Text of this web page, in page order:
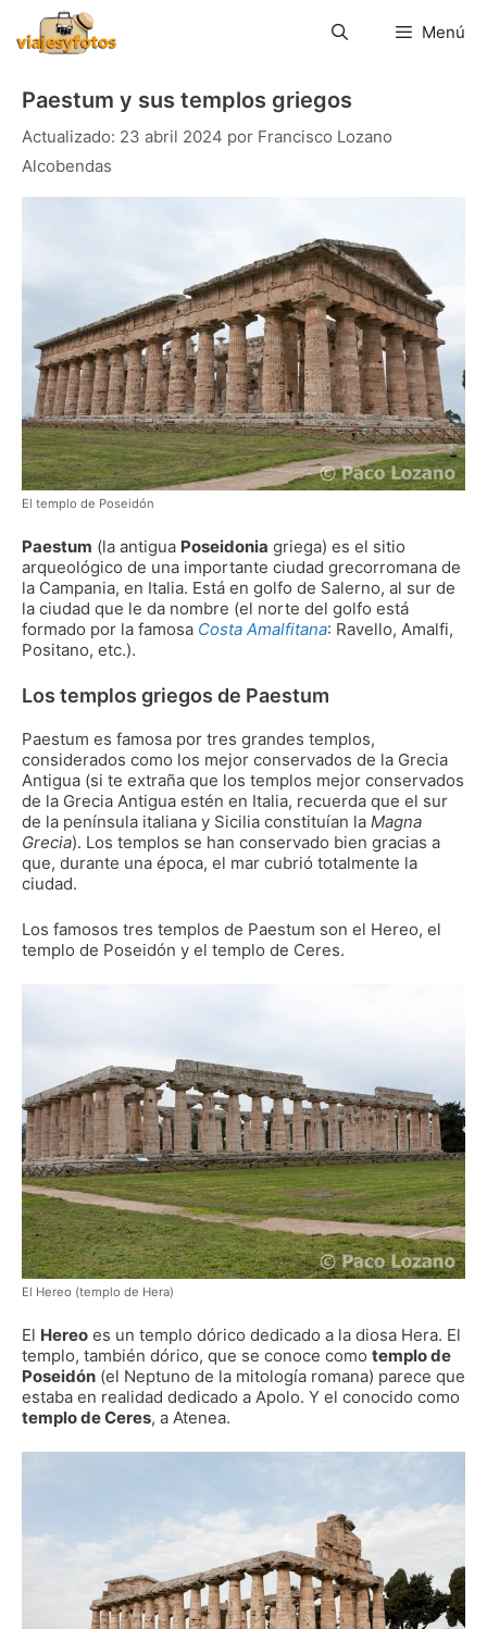
contenido
Menú
Paestum y sus templos griegos
23 abril 2024 por Francisco Lozano
Alcobendas
El templo de Poseidón
Paestum (la antigua Poseidonia griega) es el sitio
arqueológico de una importante ciudad grecorromana de
la Campania, en Italia. Está en golfo de Salerno, al sur de
la ciudad que le da nombre (el norte del golfo está
formado por la famosa Costa Amalfitana: Ravello, Amalfi,
Positano, etc.).
Los templos griegos de Paestum
Paestum es famosa por tres grandes templos,
considerados como los mejor conservados de la Grecia
Antigua (si te extraña que los templos mejor conservados
de la Grecia Antigua estén en Italia, recuerda que el sur
de la península italiana y Sicilia constituían la Magna
Grecia). Los templos se han conservado bien gracias a
que, durante una época, el mar cubrió totalmente la
ciudad.
Los famosos tres templos de Paestum son el Hereo, el
templo de Poseidón y el templo de Ceres.
El Hereo (templo de Hera)
El Hereo es un templo dórico dedicado a la diosa Hera. El
templo, también dórico, que se conoce como templo de
Poseidón (el Neptuno de la mitología romana) parece que
estaba en realidad dedicado a Apolo. Y el conocido como
templo de Ceres, a Atenea.